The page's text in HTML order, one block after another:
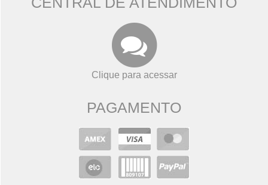
Clique para acessar
PAGAMENTO